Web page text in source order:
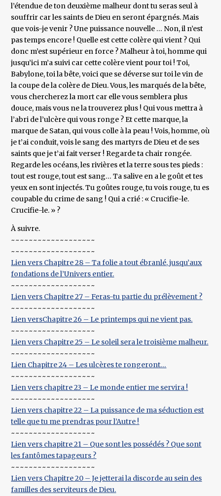
l’étendue de ton deuxième malheur dont tu seras seul à
souffrir car les saints de Dieu en seront épargnés. Mais
que vois-je venir ? Une puissance nouvelle … Non, il n’est
pas temps encore ! Quelle est cette colère qui vient ? Qui
donc m’est supérieur en force ? Malheur à toi, homme qui
jusqu’ici m’a suivi car cette colère vient pour toi ! Toi,
Babylone, toi la bête, voici que se déverse sur toi le vin de
la coupe de la colère de Dieu. Vous, les marqués de la bête,
vous chercherez la mort car elle vous semblera plus
douce, mais vous ne la trouverez plus ! Qui vous mettra à
l’abri de l’ulcère qui vous ronge ? Et cette marque, la
marque de Satan, qui vous colle à la peau ! Vois, homme, où
je t’ai conduit, vois le sang des martyrs de Dieu et de ses
saints que je t’ai fait verser ! Regarde ta chair rongée.
Regarde les océans, les rivières et la terre sous tes pieds :
tout est rouge, tout est sang… Ta salive en a le goût et tes
yeux en sont injectés. Tu goûtes rouge, tu vois rouge, tu es
coupable du crime de sang ! Qui a crié : « Crucifie-le.
Crucifie-le. » ?
À suivre.
~~~~~~~~~~~~~~~~~~~
~~~~~~~~~~~~~~~~~~~
Lien vers Chapitre 28 – Ta folie a tout ébranlé, jusqu’aux
fondations de l’Univers entier.
~~~~~~~~~~~~~~~~~~~
Lien vers Chapitre 27 – Feras-tu partie du prélèvement ?
~~~~~~~~~~~~~~~~~~~
Lien versChapitre 26 – Le printemps qui ne vient pas.
~~~~~~~~~~~~~~~~~~~
Lien vers Chapitre 25 – Le soleil sera le troisième malheur.
~~~~~~~~~~~~~~~~~~~
Lien Chapitre 24 – Les ulcères te rongeront…
~~~~~~~~~~~~~~~~~~~
Lien vers chapitre 23 – Le monde entier me servira !
~~~~~~~~~~~~~~~~~~~
Lien vers chapitre 22 – La puissance de ma séduction est
telle que tu me prendras pour l’Autre !
~~~~~~~~~~~~~~~~~~~
Lien vers chapitre 21 – Que sont les possédés ? Que sont
les fantômes tapageurs ?
~~~~~~~~~~~~~~~~~~~
Lien vers Chapitre 20 – Je jetterai la discorde au sein des
familles des serviteurs de Dieu.